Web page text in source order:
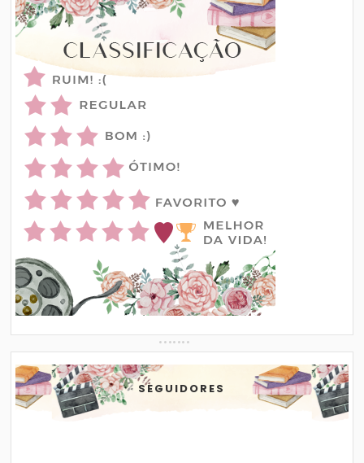
SEGUIDORES